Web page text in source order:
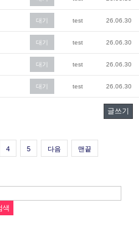
대기 test 26.06.30
대기 test 26.06.30
대기 test 26.06.30
대기 test 26.06.30
글쓰기
4 5 다음 맨끝